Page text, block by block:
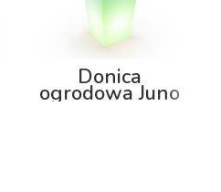
Donica
ogrodowa Juno